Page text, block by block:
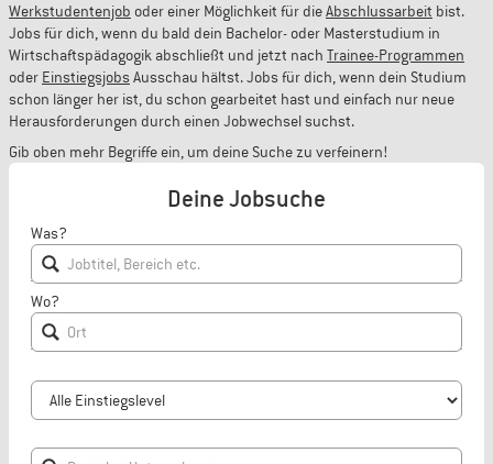
Werkstudentenjob oder einer Möglichkeit für dieAbschlussarbeit bist.
Jobs für dich, wenn du bald dein Bachelor- oder Masterstudium in
Wirtschaftspädagogik abschließt und jetzt nach Trainee-Programmen
oder EinstiegsjobsAusschau hältst. Jobs für dich, wenn dein Studium
schon länger her ist, du schon gearbeitet hast und einfach nur neue
Herausforderungen durch einen Jobwechsel suchst.
Gib oben mehr Begriffe ein, um deine Suche zu verfeinern!
Deine Jobsuche
Was?
Wo?